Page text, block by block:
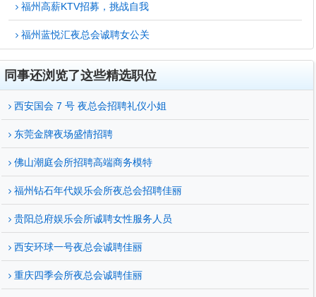
福州高薪KTV招募，挑战自我
福州蓝悦汇夜总会诚聘女公关
同事还浏览了这些精选职位
西安国会 7 号 夜总会招聘礼仪小姐
东莞金牌夜场盛情招聘
佛山潮庭会所招聘高端商务模特
福州钻石年代娱乐会所夜总会招聘佳丽
贵阳总府娱乐会所诚聘女性服务人员
西安环球一号夜总会诚聘佳丽
重庆四季会所夜总会诚聘佳丽